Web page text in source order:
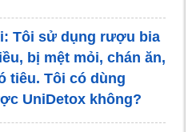
Tôi sử dụng rượu bia
bị mệt mỏi, chán ăn,
tiêu. Tôi có dùng
UniDetox không?